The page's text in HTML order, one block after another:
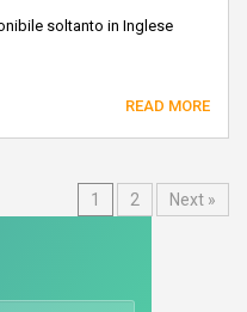
soltanto in Inglese
READ MORE
1 2 Next »